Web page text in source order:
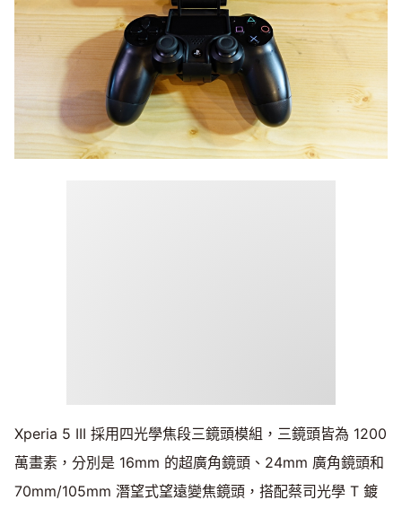
Xperia 5 III 採用四光學焦段三鏡頭模組，三鏡頭皆為 1200
萬畫素，分別是 16mm 的超廣角鏡頭、24mm 廣角鏡頭和
70mm/105mm 潛望式望遠變焦鏡頭，搭配蔡司光學 T 鍍